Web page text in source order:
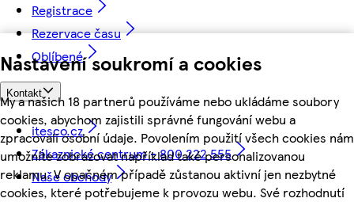
Nastavení soukromí a cookies
My a našich 18 partnerů používáme nebo ukládáme soubory
cookies, abychom zajistili správné fungování webu a
zpracovali osobní údaje. Povolením použití všech cookies nám
umožníte zobrazovat například také personalizovanou
reklamu. V opačném případě zůstanou aktivní jen nezbytné
cookies, které potřebujeme k provozu webu. Své rozhodnutí
Registrace
Rezervace času
Oblíbené
Kontakt
itesco.cz
Zákaznické centrum - 800 222 555
Naše obchody